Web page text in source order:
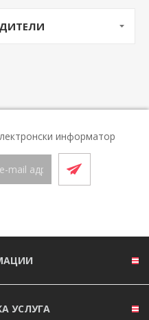
информатор
УСЛУГА